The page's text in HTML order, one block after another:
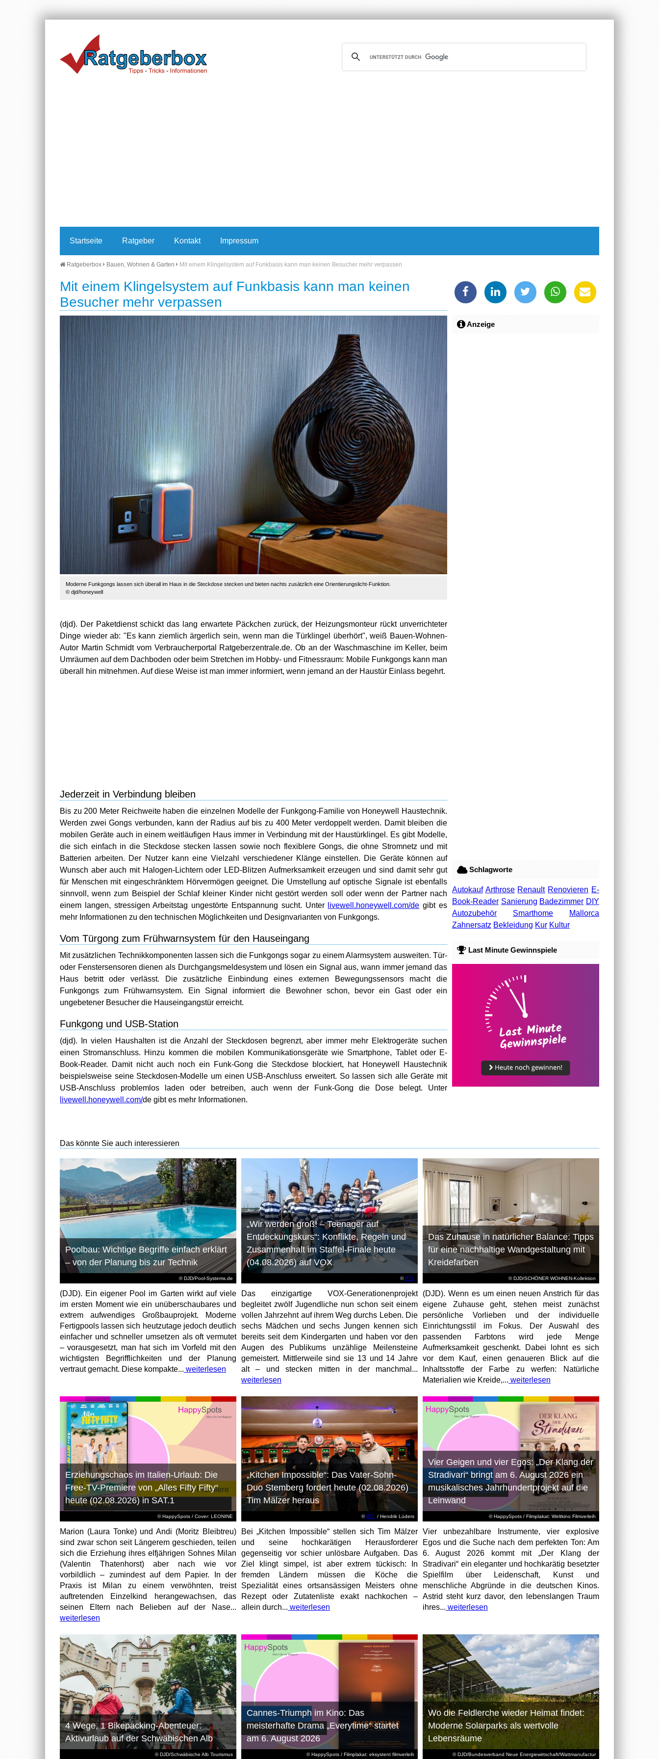
Startseite Ratgeber Kontakt Impressum
Ratgeberbox Bauen, Wohnen & Garten Mit einem Klingelsystem auf Funkbasis kann man keinen Besucher mehr verpassen
Mit einem Klingelsystem auf Funkbasis kann man keinen
Besucher mehr verpassen
Moderne Funkgongs lassen sich überall im Haus in die Steckdose stecken und bieten nachts zusätzlich eine Orientierungslicht-Funktion.
© djd/honeywell
(djd). Der Paketdienst schickt das lang erwartete Päckchen zurück, der Heizungsmonteur rückt unverrichteter
Dinge wieder ab: "Es kann ziemlich ärgerlich sein, wenn man die Türklingel überhört", weiß Bauen-Wohnen-
Autor Martin Schmidt vom Verbraucherportal Ratgeberzentrale.de. Ob an der Waschmaschine im Keller, beim
Umräumen auf dem Dachboden oder beim Stretchen im Hobby- und Fitnessraum: Mobile Funkgongs kann man
überall hin mitnehmen. Auf diese Weise ist man immer informiert, wenn jemand an der Haustür Einlass begehrt.
Jederzeit in Verbindung bleiben
Bis zu 200 Meter Reichweite haben die einzelnen Modelle der Funkgong-Familie von Honeywell Haustechnik.
Werden zwei Gongs verbunden, kann der Radius auf bis zu 400 Meter verdoppelt werden. Damit bleiben die
mobilen Geräte auch in einem weitläufigen Haus immer in Verbindung mit der Haustürklingel. Es gibt Modelle,
die sich einfach in die Steckdose stecken lassen sowie noch flexiblere Gongs, die ohne Stromnetz und mit
Batterien arbeiten. Der Nutzer kann eine Vielzahl verschiedener Klänge einstellen. Die Geräte können auf
Wunsch aber auch mit Halogen-Lichtern oder LED-Blitzen Aufmerksamkeit erzeugen und sind damit sehr gut
für Menschen mit eingeschränktem Hörvermögen geeignet. Die Umstellung auf optische Signale ist ebenfalls
sinnvoll, wenn zum Beispiel der Schlaf kleiner Kinder nicht gestört werden soll oder wenn der Partner nach
einem langen, stressigen Arbeitstag ungestörte Entspannung sucht. Unter
livewell.honeywell.com/de gibt es
mehr Informationen zu den technischen Möglichkeiten und Designvarianten von Funkgongs.
Vom Türgong zum Frühwarnsystem für den Hauseingang
Mit zusätzlichen Technikkomponenten lassen sich die Funkgongs sogar zu einem Alarmsystem ausweiten. Tür-
oder Fenstersensoren dienen als Durchgangsmeldesystem und lösen ein Signal aus, wann immer jemand das
Haus betritt oder verlässt. Die zusätzliche Einbindung eines externen Bewegungssensors macht die
Funkgongs zum Frühwarnsystem. Ein Signal informiert die Bewohner schon, bevor ein Gast oder ein
ungebetener Besucher die Hauseingangstür erreicht.
Funkgong und USB-Station
(djd). In vielen Haushalten ist die Anzahl der Steckdosen begrenzt, aber immer mehr Elektrogeräte suchen
einen Stromanschluss. Hinzu kommen die mobilen Kommunikationsgeräte wie Smartphone, Tablet oder E-
Book-Reader. Damit nicht auch noch ein Funk-Gong die Steckdose blockiert, hat Honeywell Haustechnik
beispielsweise seine Steckdosen-Modelle um einen USB-Anschluss erweitert. So lassen sich alle Geräte mit
USB-Anschluss problemlos laden oder betreiben, auch wenn der Funk-Gong die Dose belegt. Unter
livewell.honeywell.com/de gibt es mehr Informationen.
Anzeige
Schlagworte
Autokauf Arthrose Renault Renovieren E-
Book-Reader Sanierung Badezimmer DIY
Autozubehör
Smarthome
Mallorca
Zahnersatz Bekleidung Kur Kultur
Last Minute Gewinnspiele
Das könnte Sie auch interessieren
© DJD/Pool-Systems.de
Poolbau: Wichtige Begriffe einfach erklärt
– von der Planung bis zur Technik
(DJD). Ein eigener Pool im Garten wirkt auf viele
im ersten Moment wie ein unüberschaubares und
extrem aufwendiges Großbauprojekt. Moderne
Fertigpools lassen sich heutzutage jedoch deutlich
einfacher und schneller umsetzen als oft vermutet
– vorausgesetzt, man hat sich im Vorfeld mit den
wichtigsten Begrifflichkeiten und der Planung
vertraut gemacht. Diese kompakte... weiterlesen
©RTL
„Wir werden groß! – Teenager auf
Entdeckungskurs“: Konflikte, Regeln und
Zusammenhalt im Staffel-Finale heute
(04.08.2026) auf VOX
Das einzigartige VOX-Generationenprojekt
begleitet zwölf Jugendliche nun schon seit einem
vollen Jahrzehnt auf ihrem Weg durchs Leben. Die
sechs Mädchen und sechs Jungen kennen sich
bereits seit dem Kindergarten und haben vor den
Augen des Publikums unzählige Meilensteine
gemeistert. Mittlerweile sind sie 13 und 14 Jahre
alt – und stecken mitten in der manchmal...
weiterlesen
© DJD/SCHÖNER WOHNEN-Kollektion
Das Zuhause in natürlicher Balance: Tipps
für eine nachhaltige Wandgestaltung mit
Kreidefarben
(DJD). Wenn es um einen neuen Anstrich für das
eigene Zuhause geht, stehen meist zunächst
persönliche Vorlieben und der individuelle
Einrichtungsstil im Fokus. Der Auswahl des
passenden Farbtons wird jede Menge
Aufmerksamkeit geschenkt. Dabei lohnt es sich
vor dem Kauf, einen genaueren Blick auf die
Inhaltsstoffe der Farbe zu werfen: Natürliche
Materialien wie Kreide,... weiterlesen
© HappySpots / Cover: LEONINE
Erziehungschaos im Italien-Urlaub: Die
Free-TV-Premiere von „Alles Fifty Fifty“
heute (02.08.2026) in SAT.1
Marion (Laura Tonke) und Andi (Moritz Bleibtreu)
sind zwar schon seit Längerem geschieden, teilen
sich die Erziehung ihres elfjährigen Sohnes Milan
(Valentin Thatenhorst) aber nach wie vor
vorbildlich – zumindest auf dem Papier. In der
Praxis ist Milan zu einem verwöhnten, treist
auftretenden Einzelkind herangewachsen, das
seinen Eltern nach Belieben auf der Nase...
weiterlesen
©RTL / Hendrik Lüders
„Kitchen Impossible“: Das Vater-Sohn-
Duo Stemberg fordert heute (02.08.2026)
Tim Mälzer heraus
Bei „Kitchen Impossible“ stellen sich Tim Mälzer
und seine hochkarätigen Herausforderer
gegenseitig vor schier unlösbare Aufgaben. Das
Ziel klingt simpel, ist aber extrem tückisch: In
fremden Ländern müssen die Köche die
Spezialität eines ortsansässigen Meisters ohne
Rezept oder Zutatenliste exakt nachkochen –
allein durch... weiterlesen
© HappySpots / Filmplakat: Weltkino Filmverleih
Vier Geigen und vier Egos: „Der Klang der
Stradivari“ bringt am 6. August 2026 ein
musikalisches Jahrhundertprojekt auf die
Leinwand
Vier unbezahlbare Instrumente, vier explosive
Egos und die Suche nach dem perfekten Ton: Am
6. August 2026 kommt mit „Der Klang der
Stradivari“ ein eleganter und hochkarätig besetzter
Spielfilm über Leidenschaft, Kunst und
menschliche Abgründe in die deutschen Kinos.
Astrid steht kurz davor, den lebenslangen Traum
ihres... weiterlesen
© DJD/Schwäbische Alb Tourismus
4 Wege, 1 Bikepacking-Abenteuer:
Aktivurlaub auf der Schwäbischen Alb
© HappySpots / Filmplakat: eksystent filmverleih
Cannes-Triumph im Kino: Das
meisterhafte Drama „Everytime“ startet
am 6. August 2026
© DJD/Bundesverband Neue Energiewirtschaft/Wattmanufactur
Wo die Feldlerche wieder Heimat findet:
Moderne Solarparks als wertvolle
Lebensräume